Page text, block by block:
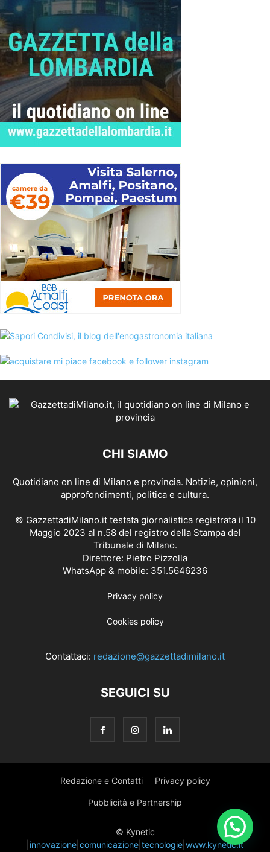
CHI SIAMO
Quotidiano on line di Milano e provincia. Notizie, opinioni,
approfondimenti, politica e cultura.
© GazzettadiMilano.it testata giornalistica registrata il 10
Maggio 2023 al n.58 del registro della Stampa del
Tribunale di Milano.
Direttore: Pietro Pizzolla
WhatsApp & mobile: 351.5646236
Privacy policy
Cookies policy
Contattaci: redazione@gazzettadimilano.it
SEGUICI SU
Redazione e Contatti Privacy policy
Pubblicità e Partnership
© Kynetic
innovazione comunicazione tecnologie www.kynetic.it